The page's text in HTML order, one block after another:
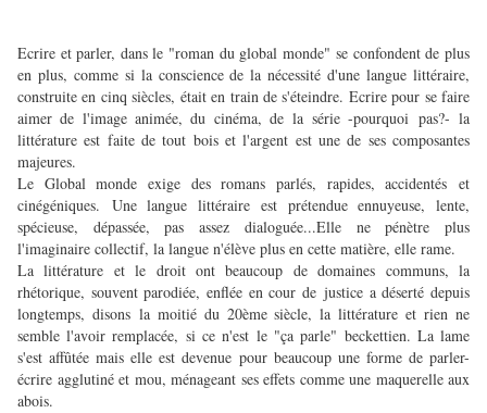
Ecrire et parler, dans le "roman du global monde" se confondent de plus
en plus, comme si la conscience de la nécessité d'une langue littéraire,
construite en cinq siècles, était en train de s'éteindre. Ecrire pour se faire
aimer de l'image animée, du cinéma, de la série -pourquoi pas?- la
littérature est faite de tout bois et l'argent est une de ses composantes
majeures.
Le Global monde exige des romans parlés, rapides, accidentés et
cinégéniques. Une langue littéraire est prétendue ennuyeuse, lente,
spécieuse, dépassée, pas assez dialoguée...Elle ne pénètre plus
l'imaginaire collectif, la langue n'élève plus en cette matière, elle rame.
La littérature et le droit ont beaucoup de domaines communs, la
rhétorique, souvent parodiée, enflée en cour de justice a déserté depuis
longtemps, disons la moitié du 20ème siècle, la littérature et rien ne
semble l'avoir remplacée, si ce n'est le "ça parle" beckettien. La lame
s'est affûtée mais elle est devenue pour beaucoup une forme de parler-
écrire agglutiné et mou, ménageant ses effets comme une maquerelle aux
abois.